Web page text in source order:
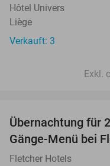
Hôtel Univers
Liège
Verkauft: 3
Exkl.
Übernachtung für
Gänge-Menü bei
Fletcher Hotels